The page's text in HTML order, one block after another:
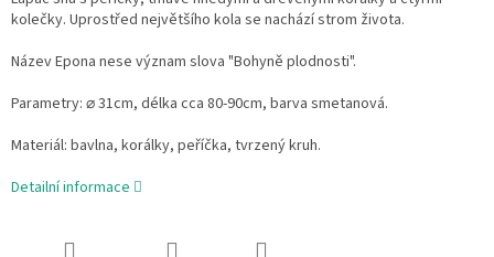
kolečky. Uprostřed největšího kola se nachází strom života.
Název Epona nese význam slova "Bohyně plodnosti".
Parametry: ⌀ 31cm, délka cca 80-90cm, barva smetanová.
Materiál: bavlna, korálky, peříčka, tvrzený kruh.
Detailní informace